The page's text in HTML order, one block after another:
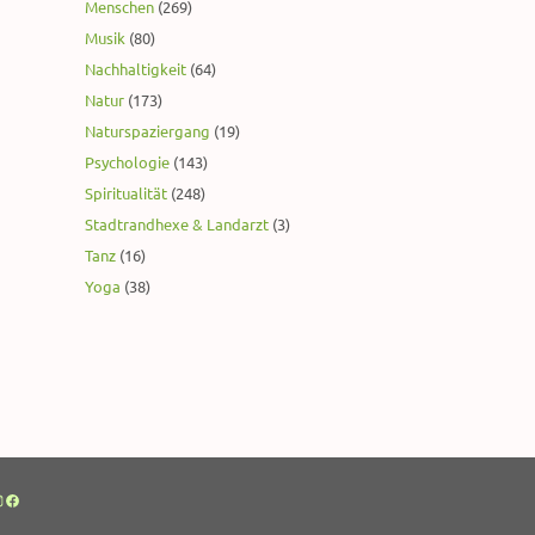
Menschen (269)
Musik (80)
Nachhaltigkeit (64)
Natur (173)
Naturspaziergang (19)
Psychologie (143)
Spiritualität (248)
Stadtrandhexe & Landarzt (3)
Tanz (16)
Yoga (38)
Facebook